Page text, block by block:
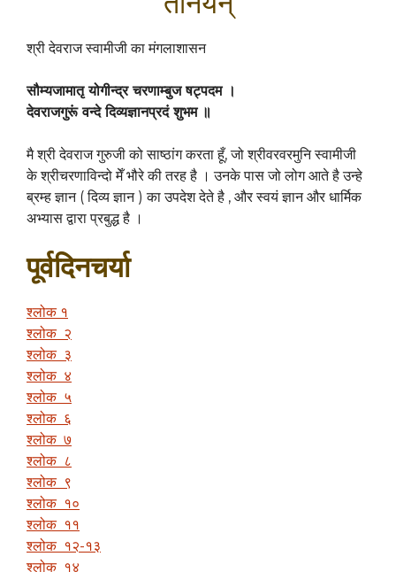
श्री देवराज स्वामीजी का मंगलाशासन
सौम्यजामातृ योगीन्द्र चरणाम्बुज षट्पदम ।
देवराजगुरूं वन्दे दिव्यज्ञानप्रदं शुभम ॥
मै श्री देवराज गुरुजी को साष्ठांग करता हूँ, जो श्रीवरवरमुनि स्वामीजी
के श्रीचरणाविन्दो मेँ भौरे की तरह है । उनके पास जो लोग आते है उन्हे
ब्रम्ह ज्ञान ( दिव्य ज्ञान ) का उपदेश देते है , और स्वयं ज्ञान और धार्मिक
अभ्यास द्वारा प्रबुद्ध है ।
पूर्वदिनचर्या
श्लोक १
श्लोक २
श्लोक ३
श्लोक ४
श्लोक ५
श्लोक ६
श्लोक ७
श्लोक ८
श्लोक ९
श्लोक १०
श्लोक ११
श्लोक १२-१३
श्लोक १४